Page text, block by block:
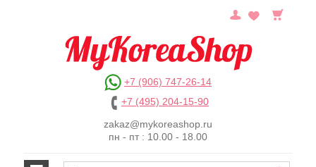
+7 (906) 747-26-14
+7 (495) 204-15-90
zakaz@mykoreashop.ru
пн - пт : 10.00 - 18.00